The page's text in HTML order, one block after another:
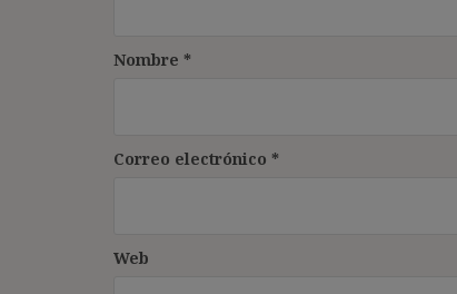
Nombre *
Correo electrónico *
Web